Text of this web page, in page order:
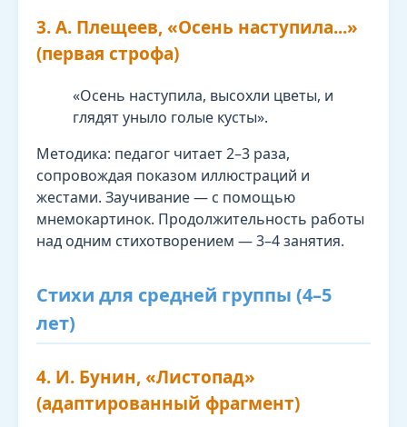
3. А. Плещеев, «Осень наступила...»
(первая строфа)
«Осень наступила, высохли цветы, и
глядят уныло голые кусты».
Методика: педагог читает 2–3 раза,
сопровождая показом иллюстраций и
жестами. Заучивание — с помощью
мнемокартинок. Продолжительность работы
над одним стихотворением — 3–4 занятия.
Стихи для средней группы (4–5
лет)
4. И. Бунин, «Листопад»
(адаптированный фрагмент)